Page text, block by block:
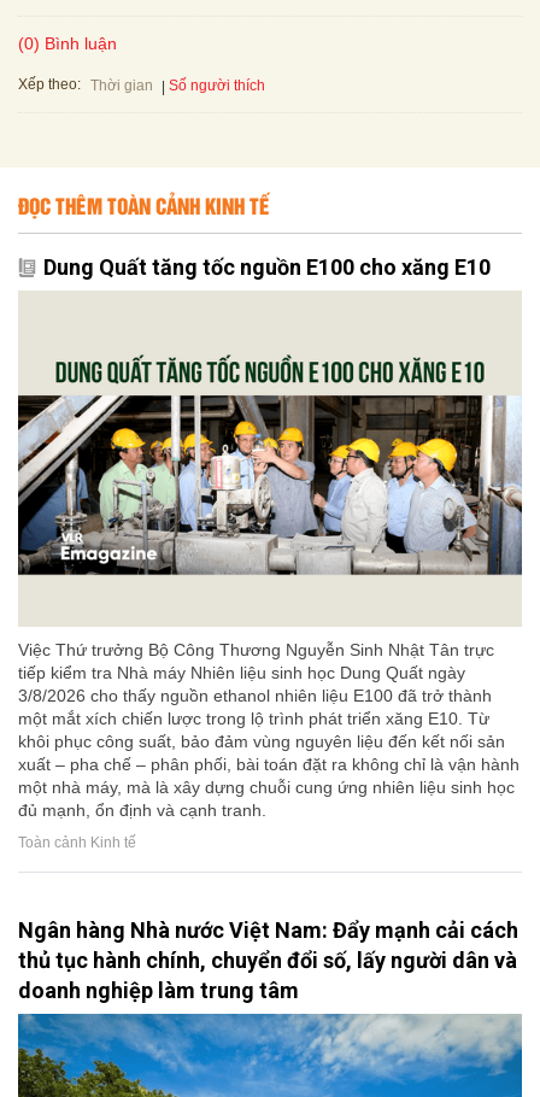
(0) Bình luận
Xếp theo: Thời gian Số người thích
ĐỌC THÊM TOÀN CẢNH KINH TẾ
Dung Quất tăng tốc nguồn E100 cho xăng E10
Việc Thứ trưởng Bộ Công Thương Nguyễn Sinh Nhật Tân trực
tiếp kiểm tra Nhà máy Nhiên liệu sinh học Dung Quất ngày
3/8/2026 cho thấy nguồn ethanol nhiên liệu E100 đã trở thành
một mắt xích chiến lược trong lộ trình phát triển xăng E10. Từ
khôi phục công suất, bảo đảm vùng nguyên liệu đến kết nối sản
xuất – pha chế – phân phối, bài toán đặt ra không chỉ là vận hành
một nhà máy, mà là xây dựng chuỗi cung ứng nhiên liệu sinh học
đủ mạnh, ổn định và cạnh tranh.
Toàn cảnh Kinh tế
Ngân hàng Nhà nước Việt Nam: Đẩy mạnh cải cách
thủ tục hành chính, chuyển đổi số, lấy người dân và
doanh nghiệp làm trung tâm